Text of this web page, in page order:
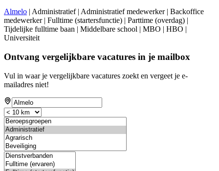
Almelo | Administratief | Administratief medewerker | Backoffice
medewerker | Fulltime (startersfunctie) | Parttime (overdag) |
Tijdelijke fulltime baan | Middelbare school | MBO | HBO |
Universiteit
Ontvang vergelijkbare vacatures in je mailbox
Vul in waar je vergelijkbare vacatures zoekt en vergeet je e-
mailadres niet!